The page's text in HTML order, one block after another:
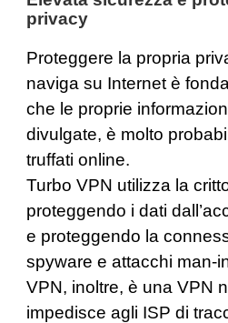
privacy
Proteggere la propria
naviga su Internet è
che le proprie
divulgate, è molto
truffati online.
Turbo VPN utilizza la
proteggendo i dati
e proteggendo la
spyware e attacchi man-
VPN, inoltre, è una VPN
impedisce agli ISP di